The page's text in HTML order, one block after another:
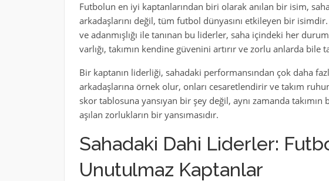
Futbolun en iyi kaptanlarından biri olarak anılan bir isim,
arkadaşlarını değil, tüm futbol dünyasını etkileyen bir isimdir.
ve adanmışlığı ile tanınan bu liderler, saha içindeki her
varlığı, takımın kendine güvenini artırır ve zorlu anlarda bile
Bir kaptanın liderliği, sahadaki performansından çok daha
arkadaşlarına örnek olur, onları cesaretlendirir ve takım
skor tablosuna yansıyan bir şey değil, aynı zamanda
aşılan zorlukların bir yansımasıdır.
Sahadaki Dahi Liderler:
Unutulmaz Kaptanlar